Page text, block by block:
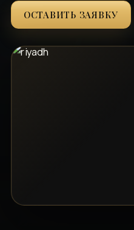
ОСТАВИТЬ ЗАЯВКУ